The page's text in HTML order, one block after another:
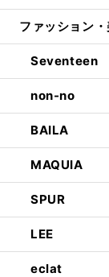
ファッション
Seventeen
non-no
BAILA
MAQUIA
SPUR
LEE
eclat